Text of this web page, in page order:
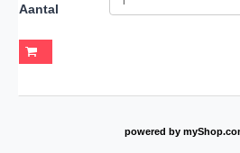
Aantal
powered by